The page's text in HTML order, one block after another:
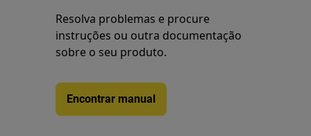
Resolva problemas e procure
instruções ou outra documentação
sobre o seu produto.
Encontrar manual